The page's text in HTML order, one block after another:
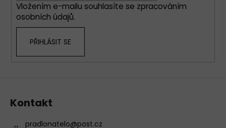
r
Vložením e-mailu souhlasíte se zpracováním
osobních údajů.
PŘIHLÁSIT SE
Kontakt
pradlonatelo@post.cz